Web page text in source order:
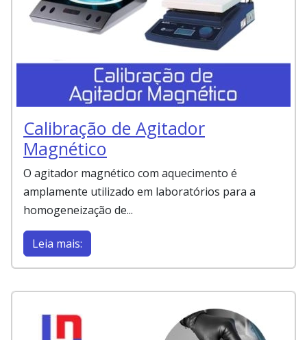
Calibração de Agitador
Magnético
O agitador magnético com aquecimento é
amplamente utilizado em laboratórios para a
homogeneização de...
Leia mais: